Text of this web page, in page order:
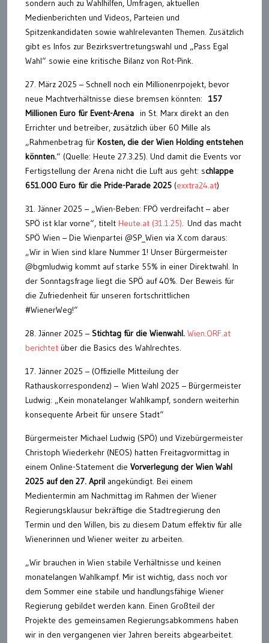
sondern auch zu Wahlhilfen, Umfragen, aktuellen
Medienberichten und Videos, Parteien und
Spitzenkandidaten sowie wahlrelevanten Themen. Zusätzlich
gibt es Infos zur Bezirksvertretungswahl und „Pass Egal
Wahl“ sowie eine kritische Bilanz von Rot-Pink.
27. März 2025 – Schnell noch ein Millionenrpojekt, bevor
neue Machtverhältnisse diese bremsen könnten:
157
Millionen Euro für Event-Arena in St. Marx direkt an den
Errichter und betreiber, zusätzlich über 60 Mille als
„Rahmenbetrag für Kosten, die der Wien Holding entstehen
könnten.“ (Quelle: Heute 27.3.25). Und damit die Events vor
Fertigstellung der Arena nicht die Luft aus geht: schlappe
651.000 Euro für die Pride-Parade 2025 (exxtra24.at)
31. Jänner 2025 – „Wien-Beben: FPÖ verdreifacht – aber
SPÖ ist klar vorne“, titelt Heute.at (31.1.25). Und das macht
SPÖ Wien – Die Wienpartei @SP_Wien via X.com daraus:
„Wir in Wien sind klare Nummer 1! Unser Bürgermeister
@bgmludwig kommt auf starke 55% in einer Direktwahl. In
der Sonntagsfrage liegt die SPÖ auf 40%. Der Beweis für
die Zufriedenheit für unseren fortschrittlichen
#WienerWeg!“
28. Jänner 2025 – Stichtag für die Wienwahl. Wien.ORF.at
berichtet über die Basics des Wahlrechtes.
17. Jänner 2025 – (Offizielle Mitteilung der
Rathauskorrespondenz) – Wien Wahl 2025 – Bürgermeister
Ludwig: „Kein monatelanger Wahlkampf, sondern weiterhin
konsequente Arbeit für unsere Stadt“
Bürgermeister Michael Ludwig (SPÖ) und Vizebürgermeister
Christoph Wiederkehr (NEOS) hatten Freitagvormittag in
einem Online-Statement die Vorverlegung der Wien Wahl
2025 auf den 27. April angekündigt. Bei einem
Medientermin am Nachmittag im Rahmen der Wiener
Regierungsklausur bekräftige die Stadtregierung den
Termin und den Willen, bis zu diesem Datum effektiv für alle
Wienerinnen und Wiener weiter zu arbeiten.
„Wir brauchen in Wien stabile Verhältnisse und keinen
monatelangen Wahlkampf. Mir ist wichtig, dass noch vor
dem Sommer eine stabile und handlungsfähige Wiener
Regierung gebildet werden kann. Einen Großteil der
Projekte des gemeinsamen Regierungsabkommens haben
wir in den vergangenen vier Jahren bereits abgearbeitet.